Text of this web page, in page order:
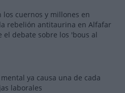
los cuernos y millones en
rebelión antitaurina en Alfafar
el debate sobre los 'bous al
ya causa una de cada
laborales